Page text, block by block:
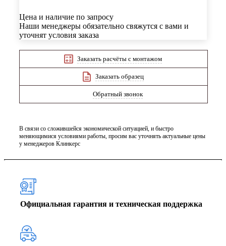
Цена и наличие по запросу
Наши менеджеры обязательно свяжутся с вами и
уточнят условия заказа
Заказать расчёты с монтажом
Заказать образец
Обратный звонок
В связи со сложившейся экономической ситуацией, и быстро
меняющимися условиями работы, просим вас уточнять актуальные цены
у менеджеров Клинкерс
Официальная гарантия и техническая поддержка